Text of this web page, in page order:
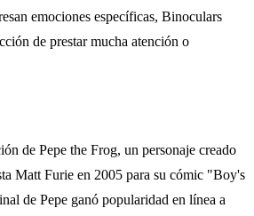
emociones específicas, Binoculars
de prestar mucha atención o
de Pepe the Frog, un personaje creado
Matt Furie en 2005 para su cómic "Boy's
de Pepe ganó popularidad en línea a